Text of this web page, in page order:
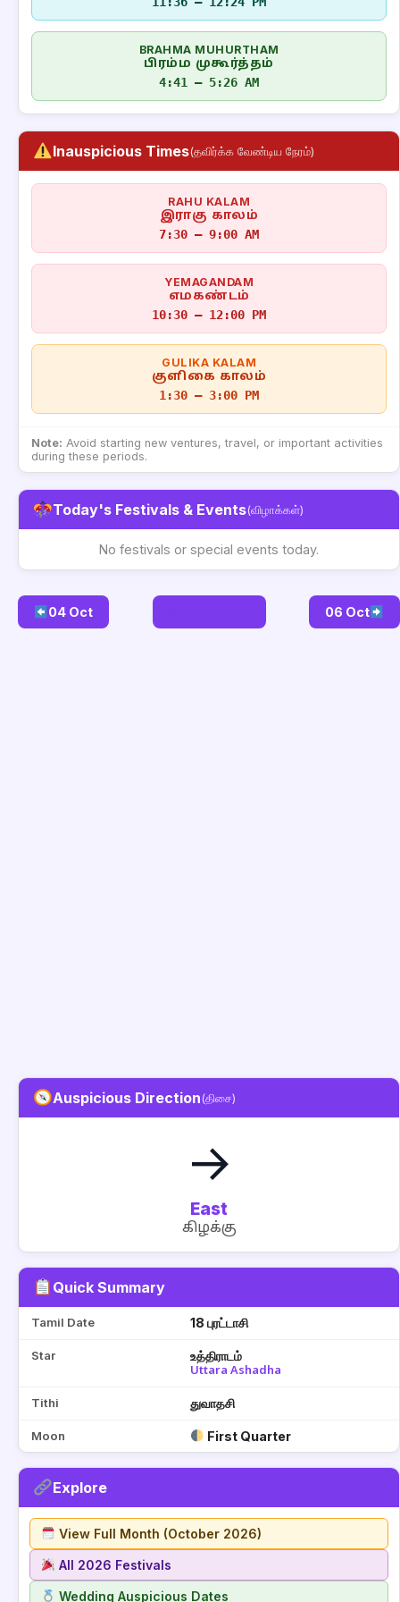
BRAHMA MUHURTHAM
பிரம்ம முகூர்த்தம்
4:41 – 5:26 AM
Inauspicious Times(தவிர்க்க வேண்டிய நேரம்)
RAHU KALAM
இராகு காலம்
7:30 – 9:00 AM
YEMAGANDAM
எமகண்டம்
10:30 – 12:00 PM
GULIKA KALAM
குளிகை காலம்
1:30 – 3:00 PM
Note: Avoid starting new ventures, travel, or important activities
during these periods.
Today's Festivals & Events(விழாக்கள்)
No festivals or special events today.
04 Oct 06 Oct
Auspicious Direction(திசை)
→
East
கிழக்கு
Quick Summary
Tamil Date 18 புரட்டாசி
Star உத்திராடம்
Uttara Ashadha
Tithi துவாதசி
Moon First Quarter
Explore
View Full Month (October 2026)
All 2026 Festivals
Wedding Auspicious Dates